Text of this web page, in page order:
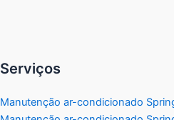
Serviços
Manutenção ar-condicionado